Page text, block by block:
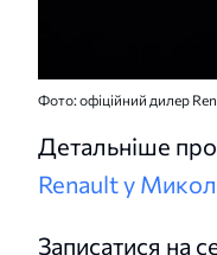
Фото: офіційний дилер
Детальніше про
Renault у
Записатися на